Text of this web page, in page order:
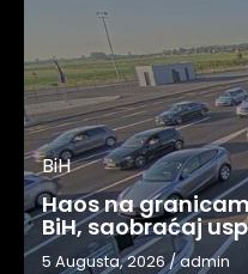
BiH
Haos na
BiH, saobraćaj
5 Augusta, 2026/admin